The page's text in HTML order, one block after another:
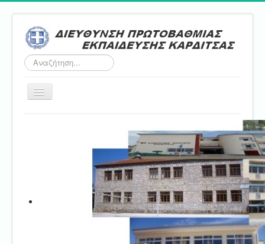
Αναζήτηση...
Εναλλαγή